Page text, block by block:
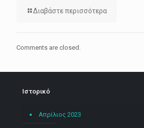
Διαβάστε περισσότερα
Comments are closed.
Ιστορικό
Απρίλιος 2023